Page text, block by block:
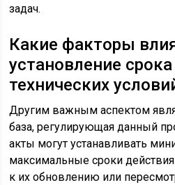
задач.
Какие факторы
установление
технических
Другим важным аспектом
база, регулирующая данный
акты могут устанавливать
максимальные сроки
к их обновлению или